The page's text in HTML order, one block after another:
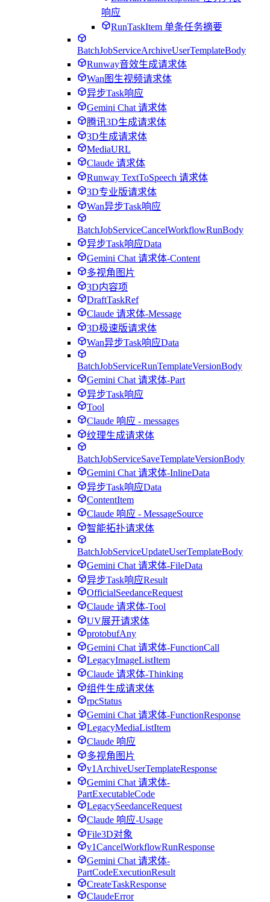
响应
RunTaskItem 单条任务摘要
BatchJobServiceArchiveUserTemplateBody
Runway音效生成请求体
Wan图生视频请求体
异步Task响应
Gemini Chat 请求体
腾讯3D生成请求体
3D生成请求体
MediaURL
Claude 请求体
Runway TextToSpeech 请求体
3D专业版请求体
Wan异步Task响应
BatchJobServiceCancelWorkflowRunBody
异步Task响应Data
Gemini Chat 请求体-Content
多视角图片
3D内容项
DraftTaskRef
Claude 请求体-Message
3D极速版请求体
Wan异步Task响应Data
BatchJobServiceRunTemplateVersionBody
Gemini Chat 请求体-Part
异步Task响应
Tool
Claude 响应 - messages
纹理生成请求体
BatchJobServiceSaveTemplateVersionBody
Gemini Chat 请求体-InlineData
异步Task响应Data
ContentItem
Claude 响应 - MessageSource
智能拓扑请求体
BatchJobServiceUpdateUserTemplateBody
Gemini Chat 请求体-FileData
异步Task响应Result
OfficialSeedanceRequest
Claude 请求体-Tool
UV展开请求体
protobufAny
Gemini Chat 请求体-FunctionCall
LegacyImageListItem
Claude 请求体-Thinking
组件生成请求体
rpcStatus
Gemini Chat 请求体-FunctionResponse
LegacyMediaListItem
Claude 响应
多视角图片
v1ArchiveUserTemplateResponse
Gemini Chat 请求体-
PartExecutableCode
LegacySeedanceRequest
Claude 响应-Usage
File3D对象
v1CancelWorkflowRunResponse
Gemini Chat 请求体-
PartCodeExecutionResult
CreateTaskResponse
ClaudeError